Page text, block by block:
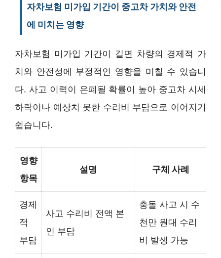
자차보험 미가입 기간이 중고차 가치와 안전
에 미치는 영향
자차보험 미가입 기간이 길면 차량의 경제적 가
치와 안전성에 부정적인 영향을 미칠 수 있습니
다. 사고 이력이 은폐될 확률이 높아 중고차 시세
하락이나 예상치 못한 수리비 부담으로 이어지기
쉽습니다.
영향
항목
설명 구체 사례
경제
적
부담
사고 수리비 전액 본
인 부담
충돌 사고 시 수
천만 원대 수리
비 발생 가능